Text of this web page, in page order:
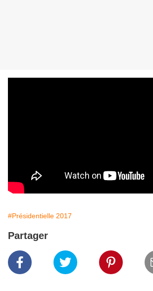
#Présidentielle 2017
Partager